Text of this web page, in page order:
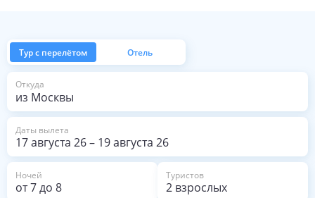
Тур с перелётом Отель
Откуда
из Москвы
Даты вылета
17 августа 26– 19 августа 26
Ночей
от7до 8
Туристов
2 взрослых